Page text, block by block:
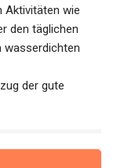
Aktivitäten wie
den täglichen
wasserdichten
der gute